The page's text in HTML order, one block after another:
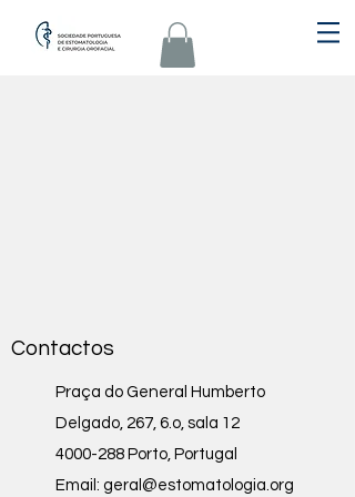
Contactos
Praça do General Humberto
Delgado, 267, 6.o, sala 12
4000-288 Porto, Portugal
Email: geral @estomatologia.org